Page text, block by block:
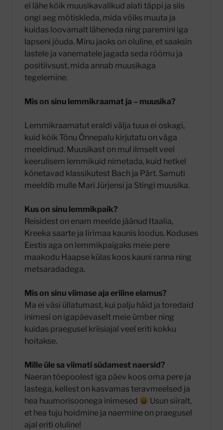
ei lähe kõik muusikavalikud alati täppi ja siis
ongi aeg mõtiskleda, mida võiks muuta ja
kuidas loovamalt läheneda ning paremini iga
lapseni jõuda. Minu jaoks on oluline, et saaksin
lastele ja vanematele jagada seda rõõmu ja
positiivsust, mida annab muusikaga
tegelemine.
Mis on sinu lemmikraamat ja – muusika?
Lemmikraamatut eraldi välja tuua ei oskagi,
kuid kõik Tõnu Õnnepalu kirjutatu on väga
meeldinud. Muusikast on mul ilmselt veel
keerulisem lemmikuid nimetada, kuid hetkel
kõnetavad klassikutest Bach ja Pärt. Samuti
meeldib mulle Mari Jürjensi ja Stingi muusika.
Kus on sinu lemmikpaik?
Reisidest on enam meelde jäänud Itaalia,
Kreeka saarte ja Iirimaa kaunis loodus. Koduses
Eestis aga on lemmikpaigaks meie pere
maakodu Haapse külas koos kauni ranna ning
metsaradadega.
Mis on sinu viimase aja eriline elamus?
Ma ei väsi üllatumast, kui palju häid ja toredaid
inimesi on igapäevaselt meie ümber ning
kuidas praegusel kriisiajal veel eriti kokku
hoitakse.
Mille üle sa viimati südamest naersid?
Naeran tõepoolest iga päev koos oma pere ja
lastega, kellest on kasvamas teravmeelsed ja
hea huumorisoonega inimesed
Usun siiralt,
et hea tuju hoidmine ja naermine on praegusel
ajal eriti oluline!